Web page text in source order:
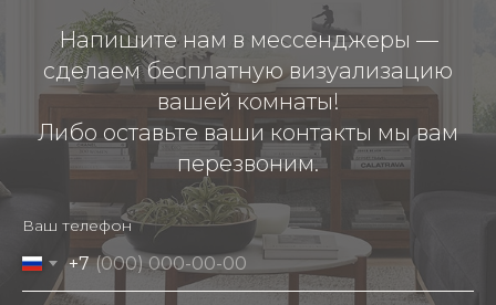
Напишите нам в мессенджеры —
сделаем бесплатную визуализацию
вашей комнаты!
Либо оставьте ваши контакты мы вам
перезвоним.
Ваш телефон
+7